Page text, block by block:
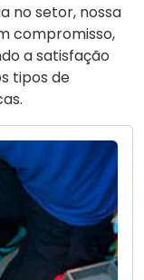
no setor, nossa
compromisso,
a satisfação
tipos de